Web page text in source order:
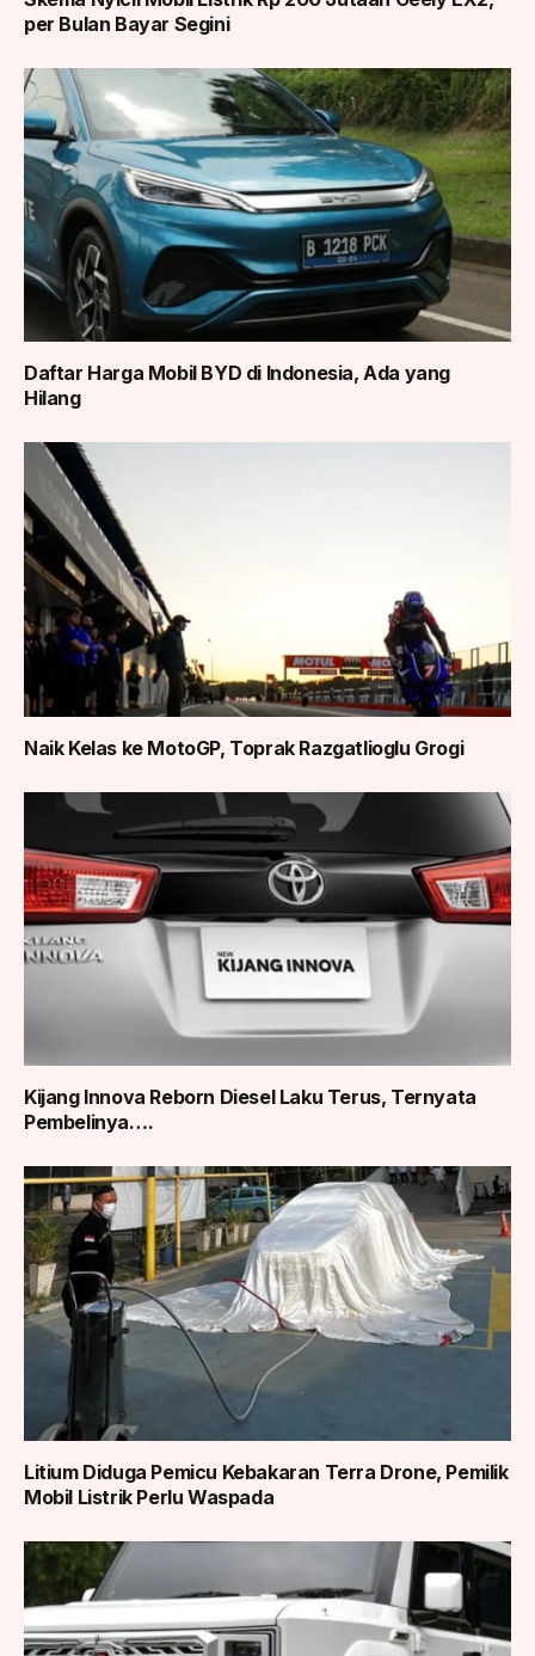
per Bulan Bayar Segini
Daftar Harga Mobil BYD di Indonesia, Ada yang
Hilang
Naik Kelas ke MotoGP, Toprak Razgatlioglu Grogi
Kijang Innova Reborn Diesel Laku Terus, Ternyata
Pembelinya….
Litium Diduga Pemicu Kebakaran Terra Drone, Pemilik
Mobil Listrik Perlu Waspada